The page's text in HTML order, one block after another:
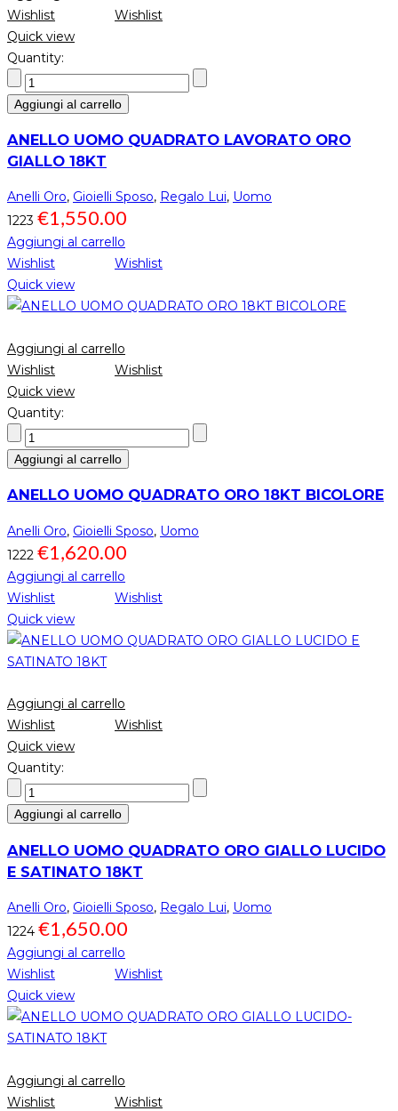
Wishlist
Wishlist
Quick view
Quantity:
Aggiungi al carrello
ANELLO UOMO QUADRATO LAVORATO ORO
GIALLO 18KT
Anelli Oro, Gioielli Sposo, Regalo Lui, Uomo
1223 €1,550.00
Aggiungi al carrello
Wishlist
Wishlist
Quick view
Aggiungi al carrello
Wishlist
Wishlist
Quick view
Quantity:
Aggiungi al carrello
ANELLO UOMO QUADRATO ORO 18KT BICOLORE
Anelli Oro, Gioielli Sposo, Uomo
1222 €1,620.00
Aggiungi al carrello
Wishlist
Wishlist
Quick view
Aggiungi al carrello
Wishlist
Wishlist
Quick view
Quantity:
Aggiungi al carrello
ANELLO UOMO QUADRATO ORO GIALLO LUCIDO
E SATINATO 18KT
Anelli Oro, Gioielli Sposo, Regalo Lui, Uomo
1224 €1,650.00
Aggiungi al carrello
Wishlist
Wishlist
Quick view
Aggiungi al carrello
Wishlist
Wishlist